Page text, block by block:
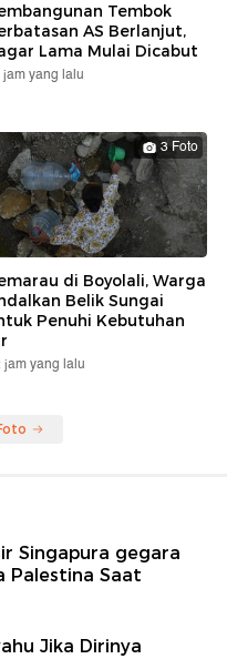
Tembok
AS Berlanjut,
Lama Mulai Dicabut
jam yang lalu
3 Foto
di Boyolali, Warga
Belik Sungai
Penuhi Kebutuhan
jam yang lalu
Singapura gegara
Palestina Saat
Jika Dirinya